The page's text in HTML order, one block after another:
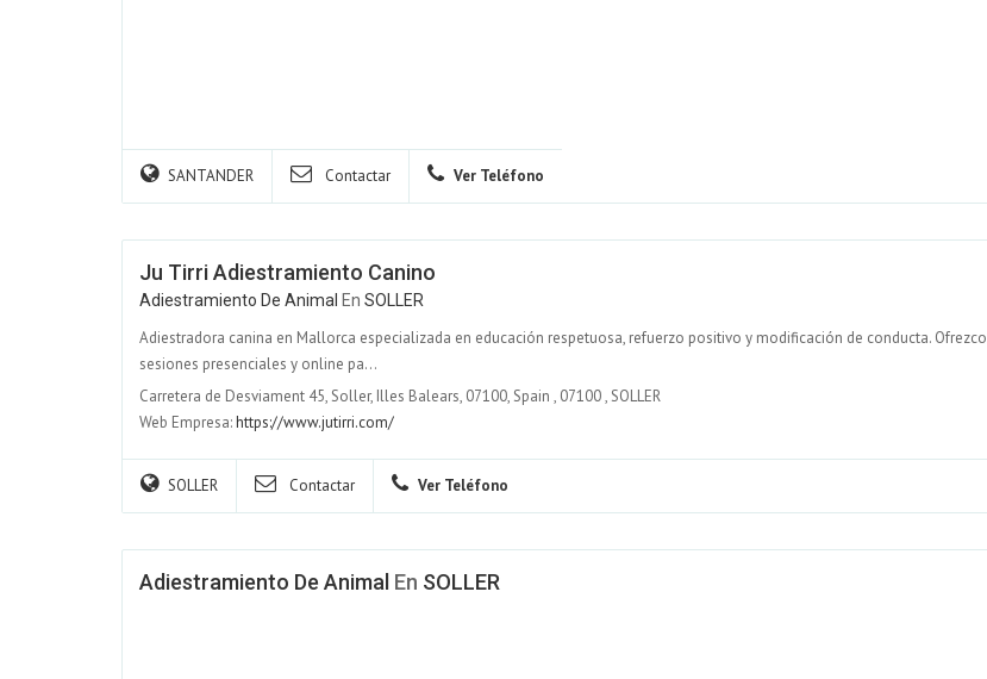
SANTANDER Contactar Ver Teléfono
Ju Tirri Adiestramiento Canino
Adiestramiento De Animal En SOLLER
Adiestradora canina en Mallorca especializada en educación respetuosa, refuerzo positivo y modificación de conducta. Ofrezco
sesiones presenciales y online pa...
Carretera de Desviament 45, Soller, Illes Balears, 07100, Spain , 07100,SOLLER
Web Empresa:https://www.jutirri.com/
SOLLER Contactar Ver Teléfono
Adiestramiento De Animal En SOLLER